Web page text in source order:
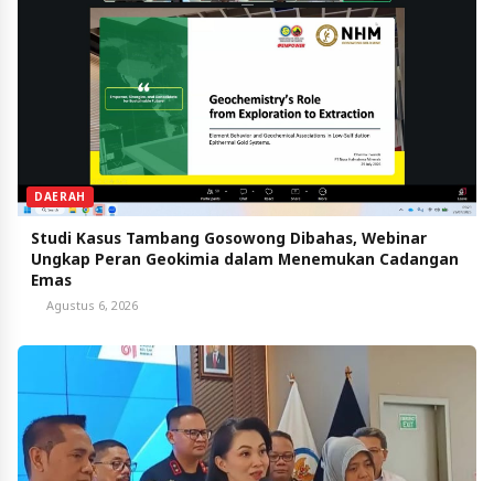
DAERAH
Studi Kasus Tambang Gosowong Dibahas, Webinar
Ungkap Peran Geokimia dalam Menemukan Cadangan
Emas
Agustus 6, 2026